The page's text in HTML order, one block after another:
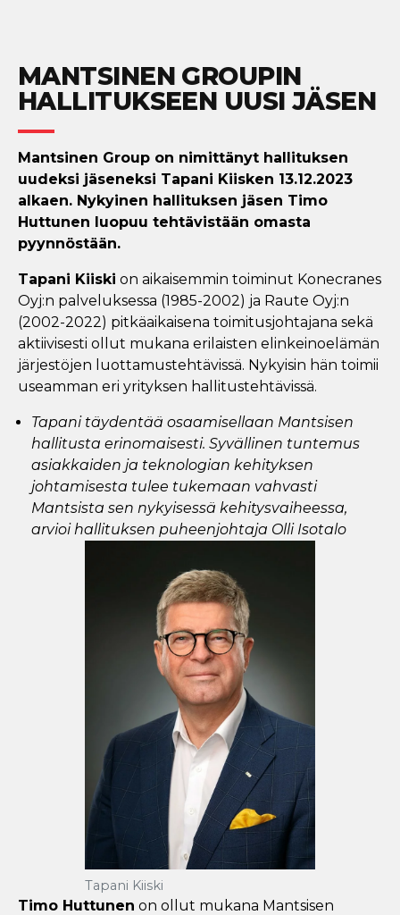
MANTSINEN GROUPIN
HALLITUKSEEN UUSI JÄSEN
Mantsinen Group on nimittänyt hallituksen
uudeksi jäseneksi Tapani Kiisken 13.12.2023
alkaen. Nykyinen hallituksen jäsen Timo
Huttunen luopuu tehtävistään omasta
pyynnöstään.
Tapani Kiiski on aikaisemmin toiminut Konecranes
Oyj:n palveluksessa (1985-2002) ja Raute Oyj:n
(2002-2022) pitkäaikaisena toimitusjohtajana sekä
aktiivisesti ollut mukana erilaisten elinkeinoelämän
järjestöjen luottamustehtävissä. Nykyisin hän toimii
useamman eri yrityksen hallitustehtävissä.
Tapani täydentää osaamisellaan Mantsisen
hallitusta erinomaisesti. Syvällinen tuntemus
asiakkaiden ja teknologian kehityksen
johtamisesta tulee tukemaan vahvasti
Mantsista sen nykyisessä kehitysvaiheessa,
arvioi hallituksen puheenjohtaja Olli Isotalo
Tapani Kiiski
Timo Huttunen on ollut mukana Mantsisen